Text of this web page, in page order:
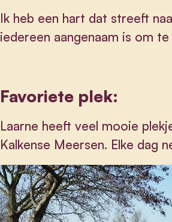
Ik heb een hart dat streeft
iedereen aangenaam is om te
Favoriete plek:
Laarne heeft veel mooie
Kalkense Meersen. Elke dag